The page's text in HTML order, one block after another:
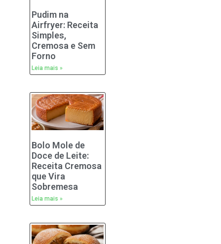
Pudim na
Airfryer: Receita
Simples,
Cremosa e Sem
Forno
Leia mais »
Bolo Mole de
Doce de Leite:
Receita Cremosa
que Vira
Sobremesa
Leia mais »